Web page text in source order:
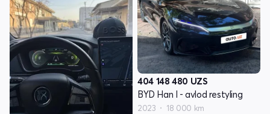
404 148 480 UZS
BYD Han I - avlod restyling
2023 18 000 km